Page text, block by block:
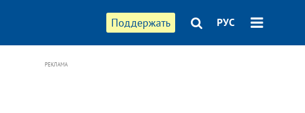
Поддержать РУС
РЕКЛАМА